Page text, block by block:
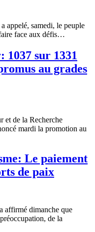
appelé, samedi, le peuple
face aux défis…
1037 sur 1331
au grades
et de la Recherche
mardi la promotion au
Le paiement
de paix
affirmé dimanche que
de la